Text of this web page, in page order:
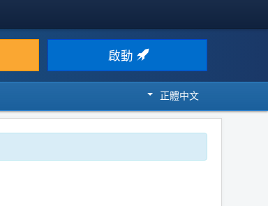
啟動
正體中文